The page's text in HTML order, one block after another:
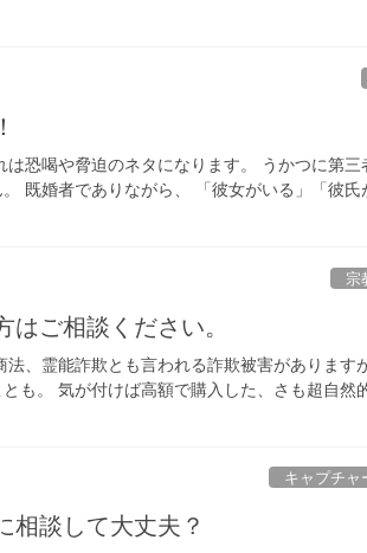
恐喝や脅迫のネタになります。 うかつに第三
既婚者でありながら、 「彼女がいる」「彼氏
宗
ご相談ください。
、霊能詐欺とも言われる詐欺被害があります
も。 気が付けば高額で購入した、さも超自然
キャプチャ
相談して大丈夫？